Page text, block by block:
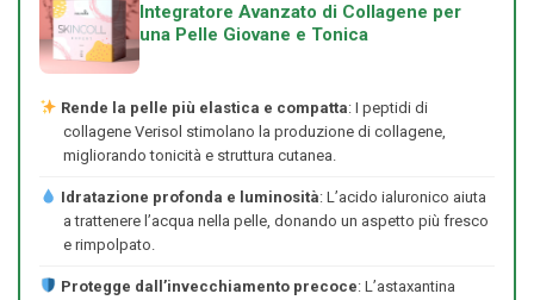
Integratore Avanzato di Collagene per
una Pelle Giovane e Tonica
Rende la pelle più elastica e compatta: I peptidi di
collagene Verisol stimolano la produzione di collagene,
migliorando tonicità e struttura cutanea.
Idratazione profonda e luminosità: L’acido ialuronico aiuta
a trattenere l’acqua nella pelle, donando un aspetto più fresco
e rimpolpato.
Protegge dall’invecchiamento precoce: L’astaxantina